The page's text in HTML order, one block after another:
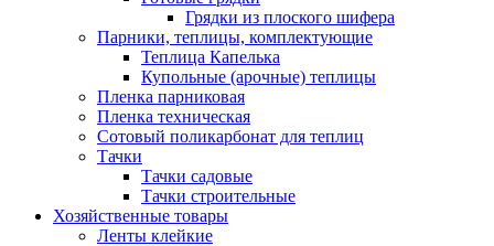
Грядки из плоского шифера
Парники, теплицы, комплектующие
Теплица Капелька
Купольные (арочные) теплицы
Пленка парниковая
Пленка техническая
Сотовый поликарбонат для теплиц
Тачки
Тачки садовые
Тачки строительные
Хозяйственные товары
Ленты клейкие